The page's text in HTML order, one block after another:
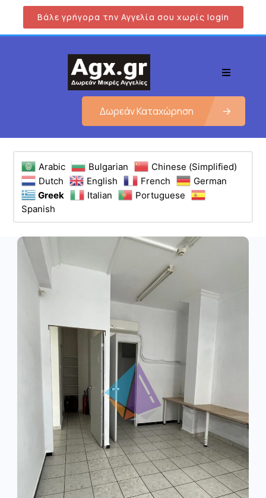
Βάλε γρήγορα την Αγγελία σου χωρίς login
Δωρεάν Καταχώρηση
Arabic Bulgarian
Chinese (Simplified)
Dutch
English French
German
Greek
Italian
Portuguese
Spanish